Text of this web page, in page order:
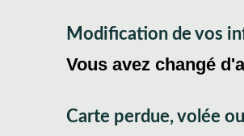
Modification de vos
Vous avez changé
Carte perdue, volée